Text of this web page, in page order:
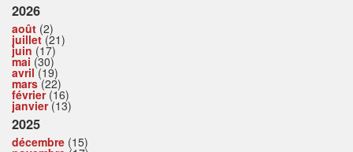
2026
août (2)
juillet(21)
juin (17)
mai (30)
avril(19)
mars(22)
février(16)
janvier(13)
2025
décembre (15)